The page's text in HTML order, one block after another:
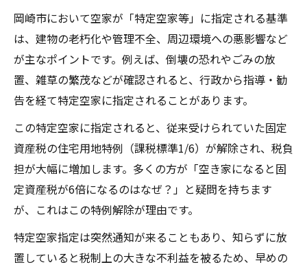
岡崎市において空家が「特定空家等」に指定される基準
は、建物の老朽化や管理不全、周辺環境への悪影響など
が主なポイントです。例えば、倒壊の恐れやごみの放
置、雑草の繁茂などが確認されると、行政から指導・勧
告を経て特定空家に指定されることがあります。
この特定空家に指定されると、従来受けられていた固定
資産税の住宅用地特例（課税標準1/6）が解除され、税負
担が大幅に増加します。多くの方が「空き家になると固
定資産税が6倍になるのはなぜ？」と疑問を持ちます
が、これはこの特例解除が理由です。
特定空家指定は突然通知が来ることもあり、知らずに放
置していると税制上の大きな不利益を被るため、早めの